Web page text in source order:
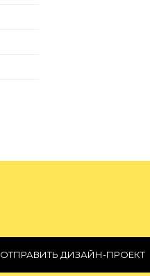
ОТПРАВИТЬ ДИЗАЙН-ПРОЕКТ